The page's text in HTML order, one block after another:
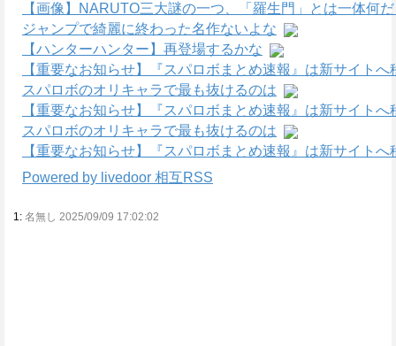
【画像】NARUTO三大謎の一つ、「羅生門」とは一体何
ジャンプで綺麗に終わった名作ないよな
【ハンターハンター】再登場するかな
【重要なお知らせ】『スパロボまとめ速報』は新サイトへ
スパロボのオリキャラで最も抜けるのは
【重要なお知らせ】『スパロボまとめ速報』は新サイトへ
スパロボのオリキャラで最も抜けるのは
【重要なお知らせ】『スパロボまとめ速報』は新サイトへ
Powered by livedoor 相互RSS
1: 名無し 2025/09/09 17:02:02